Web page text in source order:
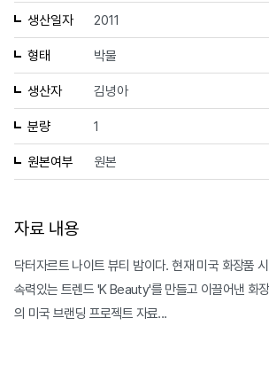
생산일자 2011
형태 박물
생산자 김녕아
분량 1
원본여부 원본
자료 내용
닥터자르트 나이트 뷰티 밤이다. 현재 미국 화장품
속력있는 트렌드 'K Beauty'를 만들고 이끌어낸 화
의 미국 브랜딩 프로젝트 자료...